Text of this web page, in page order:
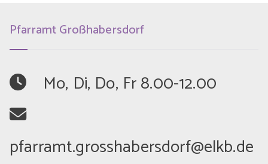
Pfarramt Großhabersdorf
	Mo, Di, Do, Fr 8.00-12.00